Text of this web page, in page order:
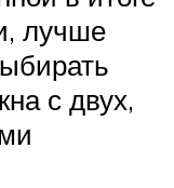
лучше
с двух,